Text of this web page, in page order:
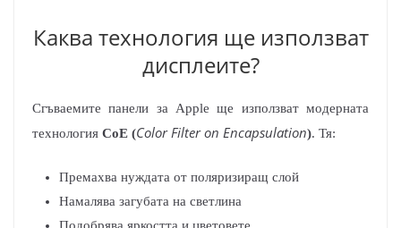
Каква технология ще използват
дисплеите?
Сгъваемите панели за Apple ще използват модерната
технология CoE (Color Filter on Encapsulation). Тя:
Премахва нуждата от поляризиращ слой
Намалява загубата на светлина